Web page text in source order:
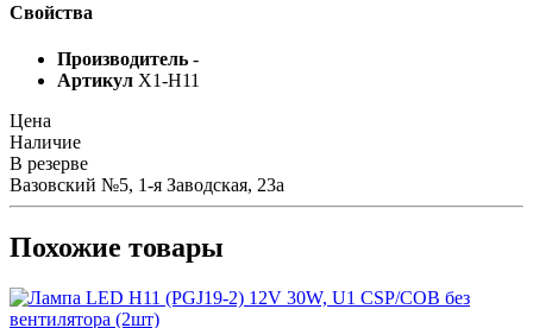
Свойства
Производитель -
Артикул X1-H11
Цена
Наличие
В резерве
Вазовский №5, 1-я Заводская, 23а
Похожие товары